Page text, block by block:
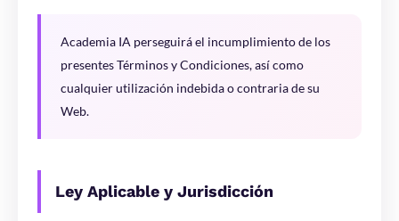
Academia IA perseguirá el incumplimiento de los
presentes Términos y Condiciones, así como
cualquier utilización indebida o contraria de su
Web.
Ley Aplicable y Jurisdicción